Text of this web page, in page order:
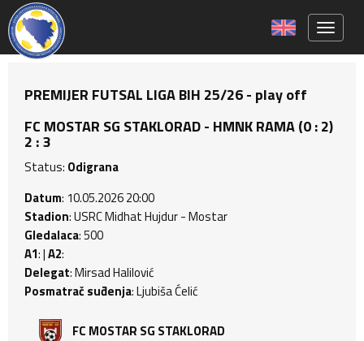
PREMIJER FUTSAL LIGA BIH 25/26 - play off
FC MOSTAR SG STAKLORAD - HMNK RAMA (0 : 2)
2 : 3
Status: Odigrana
Datum: 10.05.2026 20:00
Stadion: USRC Midhat Hujdur - Mostar
Gledalaca: 500
A1: |A2:
Delegat: Mirsad Halilović
Posmatrač suđenja: Ljubiša Ćelić
FC MOSTAR SG STAKLORAD